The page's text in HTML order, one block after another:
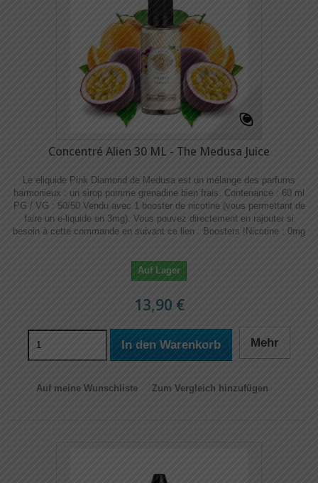
Concentré Alien 30 ML - The Medusa Juice
Le eliquide Pink Diamond de Medusa est un mélange des parfums
harmonieux : un sirop pomme grenadine bien frais. Contenance : 60 ml
PG / VG : 50/50 Vendu avec 1 booster de nicotine (vous permettant de
faire un e-liquide en 3mg). Vous pouvez directement en rajouter si
besoin à cette commande en suivant ce lien : Boosters !​​ Nicotine : 0mg
Auf Lager
13,90 €
In den Warenkorb Mehr
Auf meine Wunschliste Zum Vergleich hinzufügen